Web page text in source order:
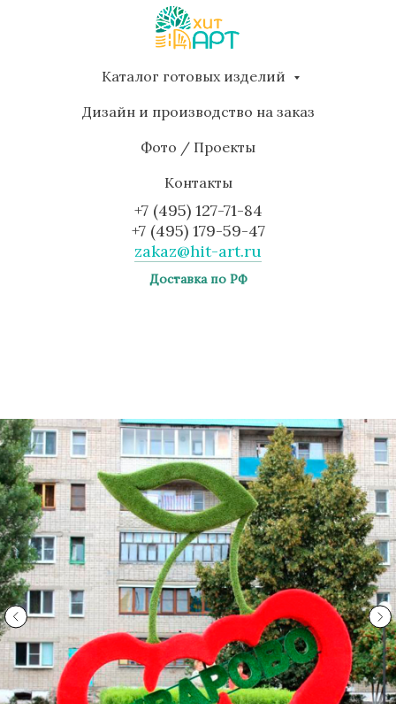
Каталог готовых изделий
Дизайн и производство на заказ
Фото / Проекты
Контакты
+7 (495) 127-71-84
+7 (495) 179-59-47
zakaz@hit-art.ru
Доставка по РФ